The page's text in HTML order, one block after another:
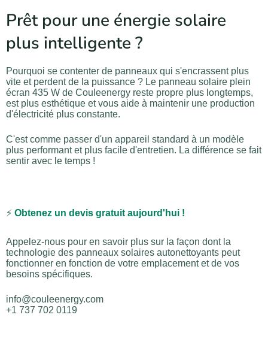
Prêt pour une énergie solaire
plus intelligente ?
Pourquoi se contenter de panneaux qui s'encrassent plus
vite et perdent de la puissance ? Le panneau solaire plein
écran 435 W de Couleenergy reste propre plus longtemps,
est plus esthétique et vous aide à maintenir une production
d'électricité plus constante.
C'est comme passer d'un appareil standard à un modèle
plus performant et plus facile d'entretien. La différence se fait
sentir avec le temps !
⚡ Obtenez un devis gratuit aujourd'hui !
Appelez-nous pour en savoir plus sur la façon dont la
technologie des panneaux solaires autonettoyants peut
fonctionner en fonction de votre emplacement et de vos
besoins spécifiques.
info@couleenergy.com
+1 737 702 0119